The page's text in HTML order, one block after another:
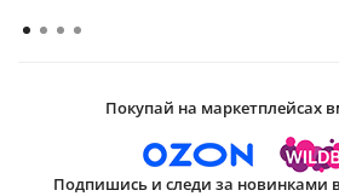
Покупай на маркетплейсах
Подпишись и следи за новинками